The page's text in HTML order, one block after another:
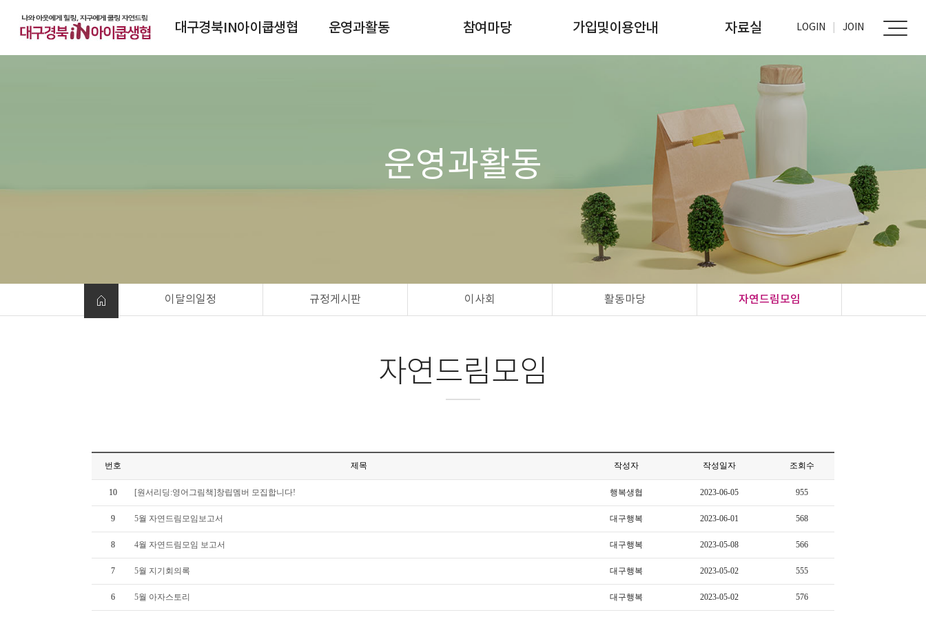
LOGIN JOIN
대구경북IN아이쿱생협 운영과활동
자연드림모임
참여마당
공간대여 신청
가입및이용안내 자료실
운영과활동
이달의일정 규정게시판 이사회 활동마당 자연드림모임
자연드림모임
번호 제목 작성자 작성일자 조회수
10 [원서리딩:영어그림책]창립멤버 모집합니다! 행복생협 2023-06-05 955
9 5월 자연드림모임보고서 대구행복 2023-06-01 568
8 4월 자연드림모임 보고서 대구행복 2023-05-08 566
7 5월 지기회의록 대구행복 2023-05-02 555
6 5월 아자스토리 대구행복 2023-05-02 576